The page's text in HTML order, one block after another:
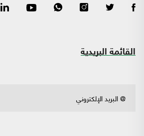
القائمة البريدية